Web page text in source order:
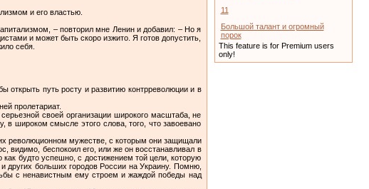
и его властью.
– повторил мне Ленин и добавил: – Но я
и может быть скоро изжито. Я готов допустить,
себя.
открыть путь росту и развитию контрреволюции и в
пролетариат.
своей организации широкого масштаба, не
в широком смысле этого слова, того, что завоевано
революционном мужестве, с которым они защищали
видимо, беспокоил его, или же он восстанавливал в
будто успешно, с достижением той цели, которую
других больших городов России на Украину. Помню,
с ненавистным ему строем и жаждой победы над
11
Большой талант и огромный
порок
This feature is for Premium users
only!